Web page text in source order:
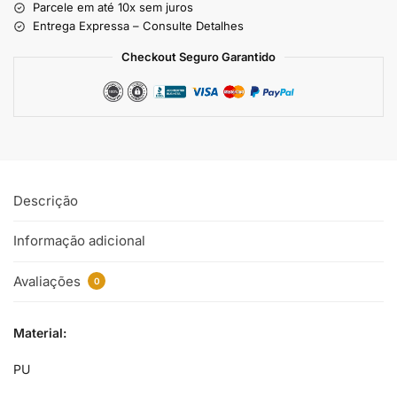
Parcele em até 10x sem juros
Entrega Expressa – Consulte Detalhes
Checkout Seguro Garantido
Descrição
Informação adicional
Avaliações 0
Material:
PU